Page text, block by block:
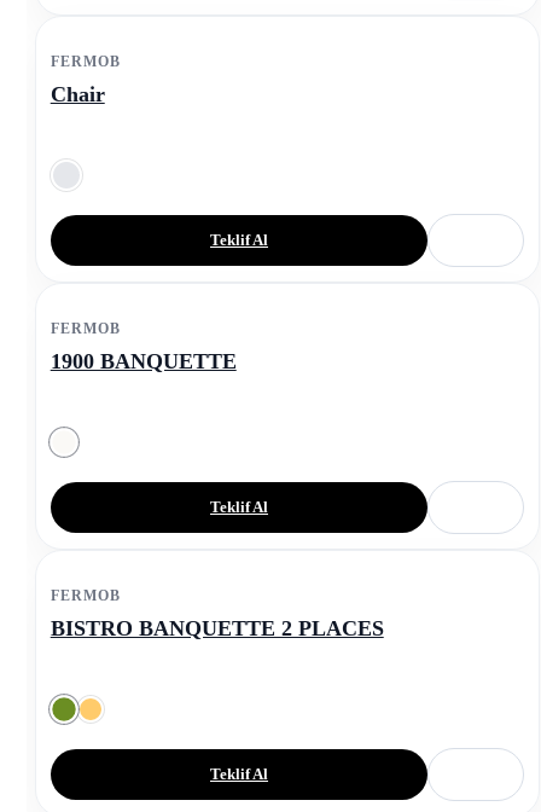
FERMOB
Chair
Teklif Al
FERMOB
1900 BANQUETTE
Teklif Al
FERMOB
BISTRO BANQUETTE 2 PLACES
Teklif Al